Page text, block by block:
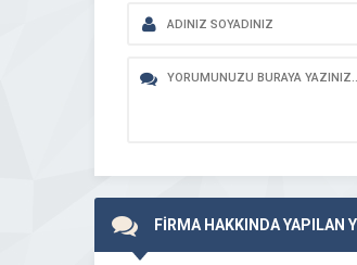
FİRMA HAKKINDA YAPILAN